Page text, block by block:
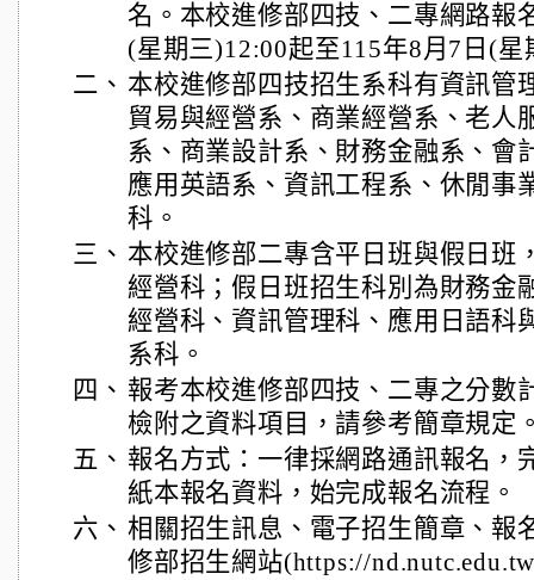
名。本校進修部四技、二專網路報
(星期三)12:00起至115年8月7日(星
二、 本校進修部四技招生系科有資訊管
貿易與經營系、商業經營系、老人
系、商業設計系、財務金融系、會
應用英語系、資訊工程系、休閒事
科。
三、 本校進修部二專含平日班與假日班
經營科；假日班招生科別為財務金
經營科、資訊管理科、應用日語科
系科。
四、 報考本校進修部四技、二專之分數
檢附之資料項目，請參考簡章規定
五、 報名方式：一律採網路通訊報名，
紙本報名資料，始完成報名流程。
六、 相關招生訊息、電子招生簡章、報
修部招生網站(https://